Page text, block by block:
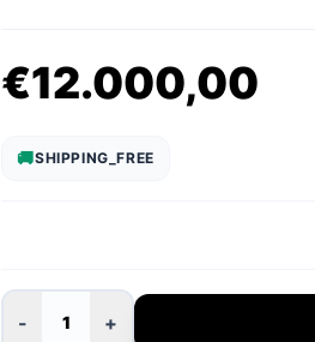
€12.000,00
🚚SHIPPING_FREE
- 1 +